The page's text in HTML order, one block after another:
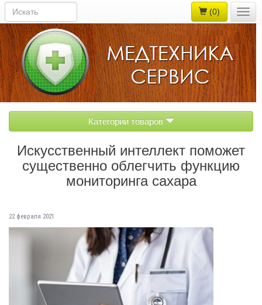
(0)
Категории товаров
Искусственный интеллект поможет
существенно облегчить функцию
мониторинга сахара
22 февраля 2021